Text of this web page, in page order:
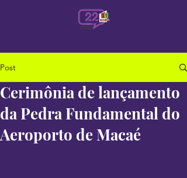
Post
Cerimônia de lançamento
da Pedra Fundamental do
Aeroporto de Macaé